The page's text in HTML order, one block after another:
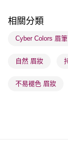
順豐站及營業點 -
物流公司進行物流
相關分類
Cyber Colors 眉筆
自然 眉妝
不易褪色 眉妝